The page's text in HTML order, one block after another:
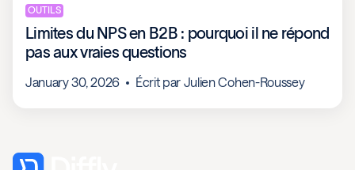
OUTILS
Limites du NPS en B2B : pourquoi il ne répond
pas aux vraies questions
January 30, 2026 Écrit par Julien Cohen-Roussey